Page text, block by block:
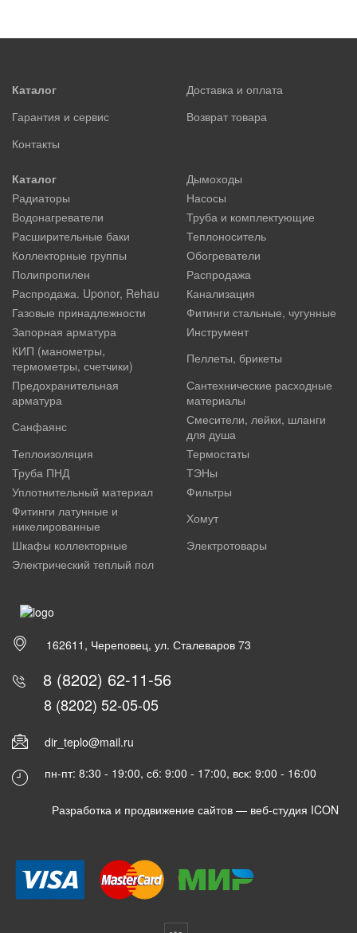
Каталог
Доставка и оплата
Гарантия и сервис
Возврат товара
Контакты
Каталог
Дымоходы
Радиаторы
Насосы
Водонагреватели
Труба и комплектующие
Расширительные баки
Теплоноситель
Коллекторные группы
Обогреватели
Полипропилен
Распродажа
Распродажа. Uponor, Rehau
Канализация
Газовые принадлежности
Фитинги стальные, чугунные
Запорная арматура
Инструмент
КИП (манометры,
термометры, счетчики)
Пеллеты, брикеты
Предохранительная
арматура
Сантехнические расходные
материалы
Санфаянс
Смесители, лейки, шланги
для душа
Теплоизоляция
Термостаты
Труба ПНД
ТЭНы
Уплотнительный материал
Фильтры
Фитинги латунные и
никелированные
Хомут
Шкафы коллекторные
Электротовары
Электрический теплый пол
162611, Череповец, ул. Сталеваров 73
8 (8202) 62-11-56
8 (8202) 52-05-05
dir_teplo@mail.ru
пн-пт: 8:30 - 19:00, сб: 9:00 - 17:00, вск: 9:00 - 16:00
Разработка и продвижение сайтов — веб-студия ICON